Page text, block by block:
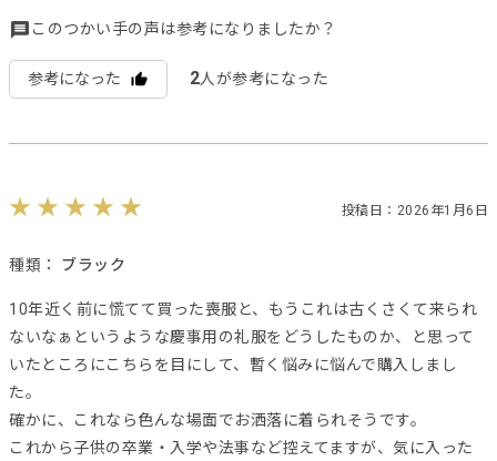
このつかい手の声は参考になりましたか？
参考になった 2人が参考になった
投稿日：2026年1月6日
種類： ブラック
10年近く前に慌てて買った喪服と、もうこれは古くさくて来られ
ないなぁというような慶事用の礼服をどうしたものか、と思って
いたところにこちらを目にして、暫く悩みに悩んで購入しまし
た。
確かに、これなら色んな場面でお洒落に着られそうです。
これから子供の卒業・入学や法事など控えてますが、気に入った